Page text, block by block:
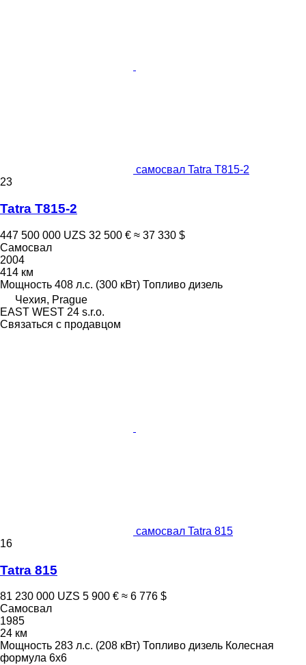
самосвал Tatra T815-2
23
Tatra T815-2
447 500 000 UZS 32 500 € ≈ 37 330 $
Самосвал
2004
414 км
Мощность 408 л.с. (300 кВт) Топливо дизель
Чехия, Prague
EAST WEST 24 s.r.o.
Связаться с продавцом
самосвал Tatra 815
16
Tatra 815
81 230 000 UZS 5 900 € ≈ 6 776 $
Самосвал
1985
24 км
Мощность 283 л.с. (208 кВт) Топливо дизель Колесная
формула 6x6